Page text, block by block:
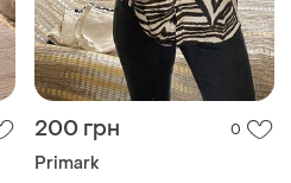
200 грн 0
Primark